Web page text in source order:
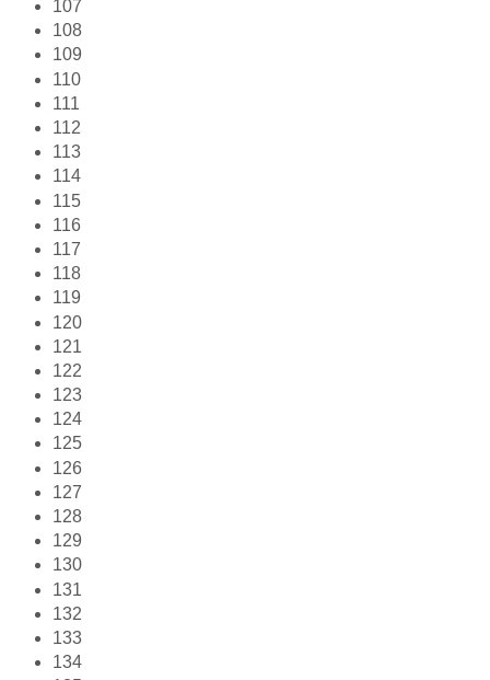
107
108
109
110
111
112
113
114
115
116
117
118
119
120
121
122
123
124
125
126
127
128
129
130
131
132
133
134